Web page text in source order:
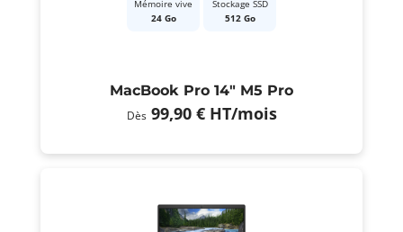
Mémoire vive
24 Go
Stockage SSD
512 Go
MacBook Pro 14" M5 Pro
Dès 99,90 € HT/mois